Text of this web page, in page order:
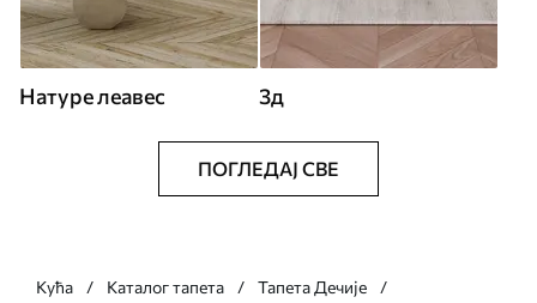
Натуре леавес 3д
ПОГЛЕДАЈ СВЕ
Кућа Каталог тапета
Тапета Дечије